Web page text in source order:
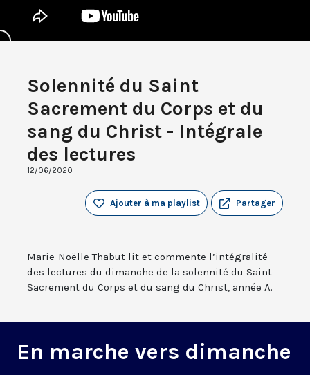
Solennité du Saint
Sacrement du Corps et du
sang du Christ - Intégrale
des lectures
12/06/2020
Partager
Ajouter à ma playlist
Marie-Noëlle Thabut lit et commente l’intégralité
des lectures du dimanche de la solennité du Saint
Sacrement du Corps et du sang du Christ, année A.
En marche vers dimanche